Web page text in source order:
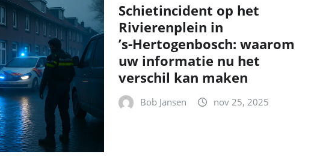
Schietincident op het
Rivierenplein in
’s‑Hertogenbosch: waarom
uw informatie nu het
verschil kan maken
Bob Jansen nov 25, 2025